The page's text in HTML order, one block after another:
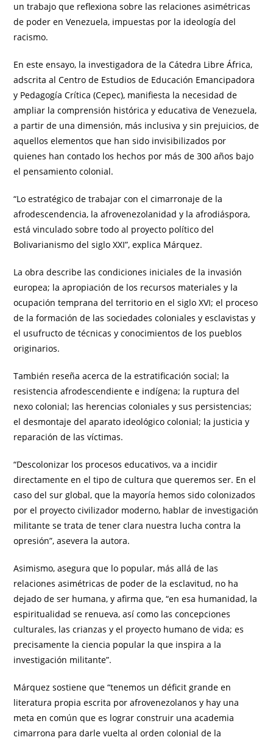
un trabajo que reflexiona sobre las relaciones asimétricas
de poder en Venezuela, impuestas por la ideología del
racismo.
En este ensayo, la investigadora de la Cátedra Libre África,
adscrita al Centro de Estudios de Educación Emancipadora
y Pedagogía Crítica (Cepec), manifiesta la necesidad de
ampliar la comprensión histórica y educativa de Venezuela,
a partir de una dimensión, más inclusiva y sin prejuicios, de
aquellos elementos que han sido invisibilizados por
quienes han contado los hechos por más de 300 años bajo
el pensamiento colonial.
“Lo estratégico de trabajar con el cimarronaje de la
afrodescendencia, la afrovenezolanidad y la afrodiáspora,
está vinculado sobre todo al proyecto político del
Bolivarianismo del siglo XXI”, explica Márquez.
La obra describe las condiciones iniciales de la invasión
europea; la apropiación de los recursos materiales y la
ocupación temprana del territorio en el siglo XVI; el proceso
de la formación de las sociedades coloniales y esclavistas y
el usufructo de técnicas y conocimientos de los pueblos
originarios.
También reseña acerca de la estratificación social; la
resistencia afrodescendiente e indígena; la ruptura del
nexo colonial; las herencias coloniales y sus persistencias;
el desmontaje del aparato ideológico colonial; la justicia y
reparación de las víctimas.
“Descolonizar los procesos educativos, va a incidir
directamente en el tipo de cultura que queremos ser. En el
caso del sur global, que la mayoría hemos sido colonizados
por el proyecto civilizador moderno, hablar de investigación
militante se trata de tener clara nuestra lucha contra la
opresión”, asevera la autora.
Asimismo, asegura que lo popular, más allá de las
relaciones asimétricas de poder de la esclavitud, no ha
dejado de ser humana, y afirma que, “en esa humanidad, la
espiritualidad se renueva, así como las concepciones
culturales, las crianzas y el proyecto humano de vida; es
precisamente la ciencia popular la que inspira a la
investigación militante”.
Márquez sostiene que “tenemos un déficit grande en
literatura propia escrita por afrovenezolanos y hay una
meta en común que es lograr construir una academia
cimarrona para darle vuelta al orden colonial de la